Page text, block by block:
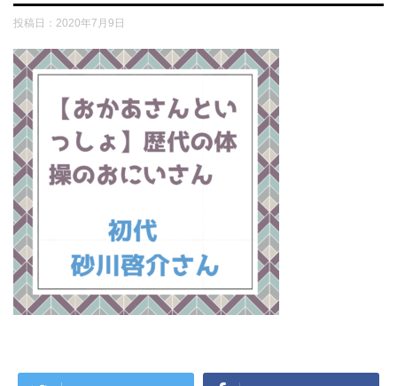
投稿日： 2020年7月9日